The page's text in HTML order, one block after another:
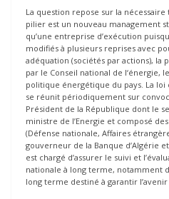
La question repose sur la
pilier est un nouveau management
qu’une entreprise d’exécution
modifiés à plusieurs reprises avec
adéquation (sociétés par actions), la
par le Conseil national de l‘énergie,
politique énergétique du pays. La
se réunit périodiquement sur
Président de la République dont le
ministre de l’Energie et composé
(Défense nationale, Affaires
gouverneur de la Banque d’Algérie
est chargé d’assurer le suivi et
nationale à long terme, notamment
long terme destiné à garantir